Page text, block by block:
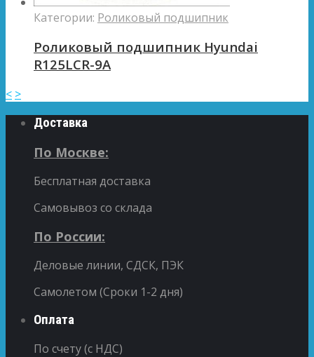
Категории: Роликовый подшипник
Роликовый подшипник Hyundai
R125LCR-9A
< >
Доставка
По Москве:
Бесплатная доставка
Самовывоз со склада
По России:
Деловые линии, СДСК, ПЭК
Самолетом (Сроки 1-2 дня)
Оплата
По счету (с НДС)